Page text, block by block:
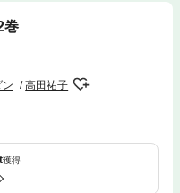
巻
ン 高田祐子
獲得